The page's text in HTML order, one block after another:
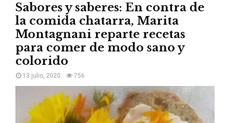
Sabores y saberes: En contra de
la comida chatarra, Marita
Montagnani reparte recetas
para comer de modo sano y
colorido
13 julio, 2020 756